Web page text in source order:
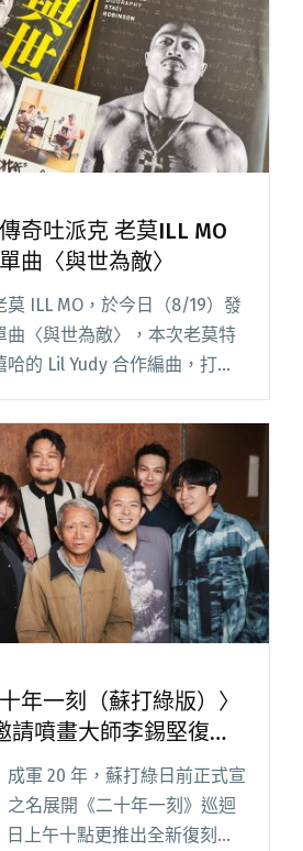
〈懲罰〉"
奇吐派克 老莫ILL MO
曲〈與世為敵〉
ILL MO，於今日（8/19）發
曲〈與世為敵〉，本次老莫特
的 Lil Yudy 合作編曲，打造
並佐以 talkbox 增添經典風
理科技大學應用英語系助閱讀
傳奇吐派克 老莫ILL MO推出
世為敵〉"
年一刻（蘇打綠版）〉
請噴畫大師李錫堅復刻
成軍 20 年，蘇打綠日前正式宣
之名展開《二十年一刻》巡迴
日上午十點更推出全新復刻單